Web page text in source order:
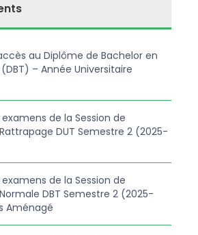
au Diplôme de Bachelor en
– Année Universitaire
de la Session de
DUT Semestre 2 (2025-
de la Session de
DBT Semestre 2 (2025-
Aménagé